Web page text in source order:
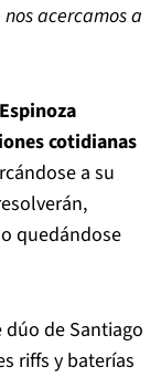
acercamos a
cotidianas
a su
quedándose
de Santiago
riffs y baterías